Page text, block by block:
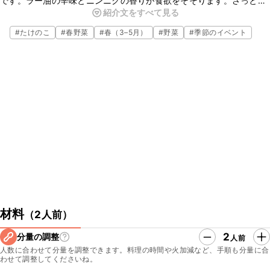
ることができるので、あともう一品欲しいときにも便利ですよ。ぜひ
作ってみてくださいね。
紹介文をすべて見る
#たけのこ #春野菜 #春（3–5月） #野菜 #季節のイベント
材料（2人前）
分量の調整 2 人前
人数に合わせて分量を調整できます。料理の時間や火加減など、手順も分量に合
わせて調整してくださいね。